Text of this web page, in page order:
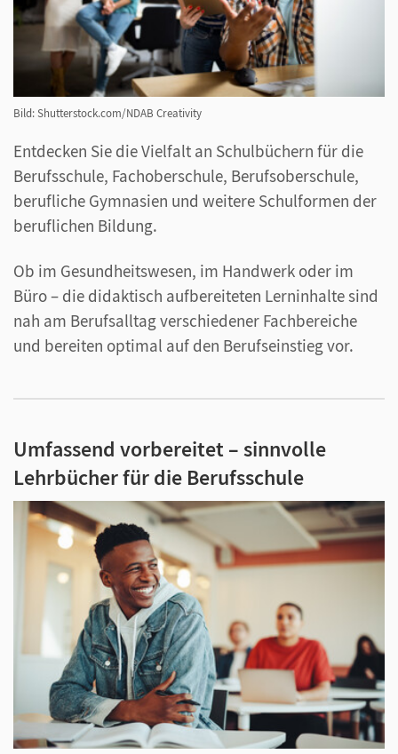
Bild: Shutterstock.com/NDAB Creativity
Entdecken Sie die Vielfalt an Schulbüchern für die
Berufsschule, Fachoberschule, Berufsoberschule,
berufliche Gymnasien und weitere Schulformen der
beruflichen Bildung.
Ob im Gesundheitswesen, im Handwerk oder im
Büro – die didaktisch aufbereiteten Lerninhalte sind
nah am Berufsalltag verschiedener Fachbereiche
und bereiten optimal auf den Berufseinstieg vor.
Umfassend vorbereitet – sinnvolle
Lehrbücher für die Berufsschule